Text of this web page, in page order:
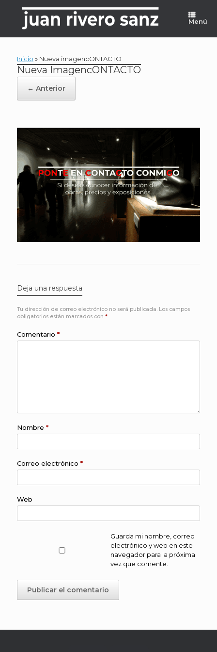
contenido
Menú
Inicio » Nueva imagencONTACTO
Nueva ImagencONTACTO
← Anterior
Deja una respuesta
Tu dirección de correo electrónico no será publicada. Los campos
obligatorios están marcados con *
Comentario *
Nombre *
Correo electrónico *
Web
Guarda mi nombre, correo
electrónico y web en este
navegador para la próxima
vez que comente.